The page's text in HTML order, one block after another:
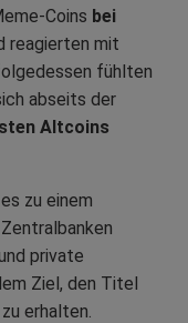
Coins bei
reagierten mit
fühlten
abseits der
Altcoins
zu einem
private
Ziel, den Titel
zu erhalten.